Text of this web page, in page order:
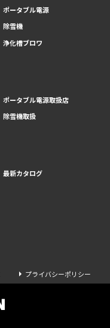
ポータブル電源
除雪機
浄化槽ブロワ
ポータブル電源取扱店
除雪機取扱
最新カタログ
プライバシーポリシー